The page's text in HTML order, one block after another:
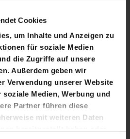
Cookies
um Inhalte und Anzeigen zu
für soziale Medien
die Zugriffe auf unsere
Außerdem geben wir
Verwendung unserer Website
Medien, Werbung und
Partner führen diese
mit weiteren Daten
PIZZASCHNEIDER KSC
12,95 €